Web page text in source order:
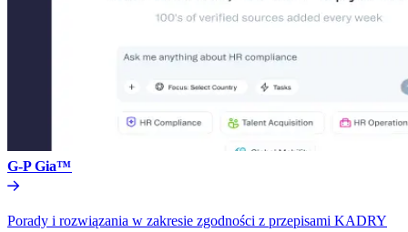
G-P Gia™​​
Porady i rozwiązania w zakresie zgodności z przepisami KADRY